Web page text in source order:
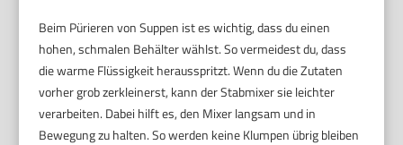
Beim Pürieren von Suppen ist es wichtig, dass du einen
hohen, schmalen Behälter wählst. So vermeidest du, dass
die warme Flüssigkeit herausspritzt. Wenn du die Zutaten
vorher grob zerkleinerst, kann der Stabmixer sie leichter
verarbeiten. Dabei hilft es, den Mixer langsam und in
Bewegung zu halten. So werden keine Klumpen übrig bleiben